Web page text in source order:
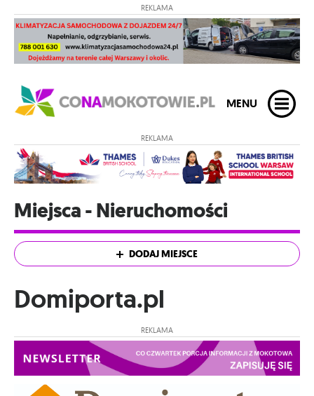
REKLAMA
MENU
REKLAMA
Miejsca - Nieruchomości
DODAJ MIEJSCE
Domiporta.pl
REKLAMA